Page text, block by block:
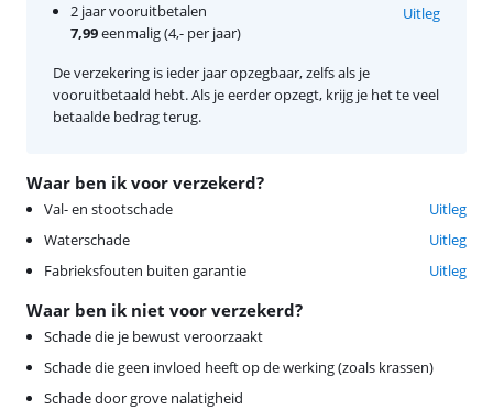
Waar ben ik voor verzekerd?
Val- en stootschade
Uitleg
Waterschade
Uitleg
Fabrieksfouten buiten garantie
Uitleg
Waar ben ik niet voor verzekerd?
Schade die je bewust veroorzaakt
Schade die geen invloed heeft op de werking (zoals krassen)
Schade door grove nalatigheid
2 jaar vooruitbetalen
7,99eenmalig (4,- per jaar)
Uitleg
De verzekering is ieder jaar opzegbaar, zelfs als je
vooruitbetaald hebt. Als je eerder opzegt, krijg je het te veel
betaalde bedrag terug.